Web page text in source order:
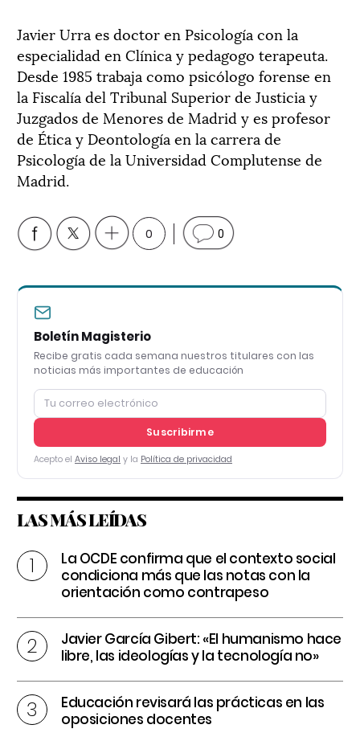
Javier Urra es doctor en Psicología con la
especialidad en Clínica y pedagogo terapeuta.
Desde 1985 trabaja como psicólogo forense en
la Fiscalía del Tribunal Superior de Justicia y
Juzgados de Menores de Madrid y es profesor
de Ética y Deontología en la carrera de
Psicología de la Universidad Complutense de
Madrid.
0 0
Boletín Magisterio
Recibe gratis cada semana nuestros titulares con las
noticias más importantes de educación
Suscribirme
Acepto el Aviso legal y la Política de privacidad
LAS MÁS LEÍDAS
La OCDE confirma que el contexto social
condiciona más que las notas con la
orientación como contrapeso
Javier García Gibert: «El humanismo hace
libre, las ideologías y la tecnología no»
Educación revisará las prácticas en las
oposiciones docentes